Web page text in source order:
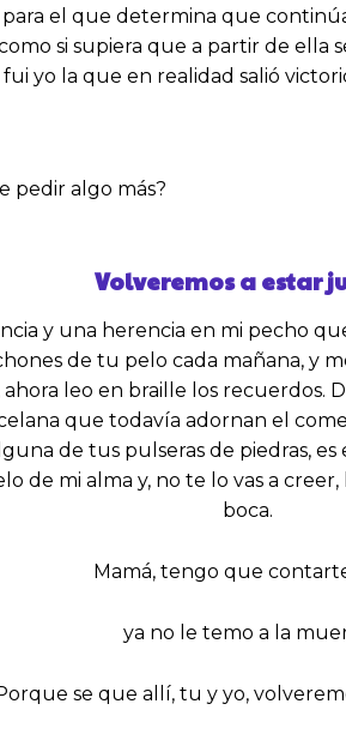
el que determina que
si supiera que a partir de
yo la que en realidad salió
pedir algo más?
Volveremos a estar
y una herencia en mi pecho
de tu pelo cada mañana,
leo en braille los
que todavía adornan el
de tus pulseras de piedras,
de mi alma y, no te lo vas a
boca.
Mamá, tengo que
ya no le temo a la
se que allí, tu y yo,